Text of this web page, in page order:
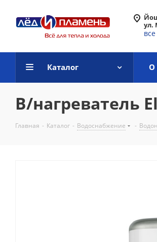
ул.
Каталог О
В/нагреватель
Главная - Каталог - Водоснабжение -